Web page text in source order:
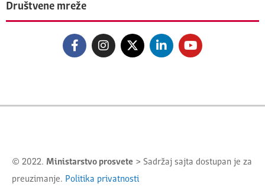
Društvene mreže
© 2022. Ministarstvo prosvete > Sadržaj sajta dostupan je za
preuzimanje. Politika privatnosti